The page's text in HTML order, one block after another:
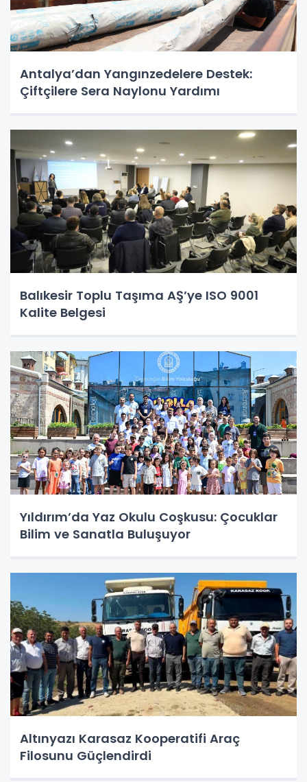
Antalya’dan Yangınzedelere Destek:
Çiftçilere Sera Naylonu Yardımı
Balıkesir Toplu Taşıma AŞ’ye ISO 9001
Kalite Belgesi
Yıldırım’da Yaz Okulu Coşkusu: Çocuklar
Bilim ve Sanatla Buluşuyor
Altınyazı Karasaz Kooperatifi Araç
Filosunu Güçlendirdi